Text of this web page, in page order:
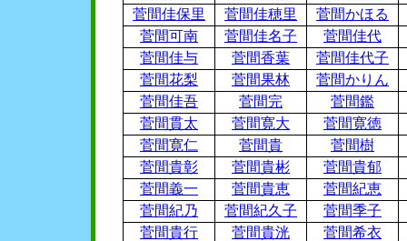
菅間佳保里
菅間佳穂里
菅間かほる
菅間可南
菅間佳名子
菅間佳代
菅間佳与
菅間香葉
菅間佳代子
菅間花梨
菅間果林
菅間かりん
菅間佳吾
菅間完
菅間鑑
菅間貫太
菅間寛大
菅間寛徳
菅間寛仁
菅間貴
菅間樹
菅間貴彰
菅間貴彬
菅間貴郁
菅間義一
菅間貴恵
菅間紀恵
菅間紀乃
菅間紀久子
菅間季子
菅間貴行
菅間貴洸
菅間希衣